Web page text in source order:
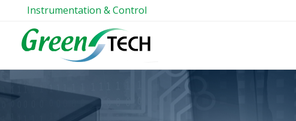
Instrumentation & Control